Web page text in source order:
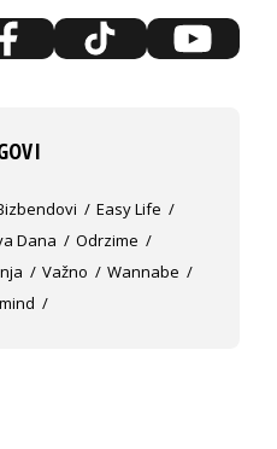
Easy Life
Dana
Odrzime
Važno
Wannabe